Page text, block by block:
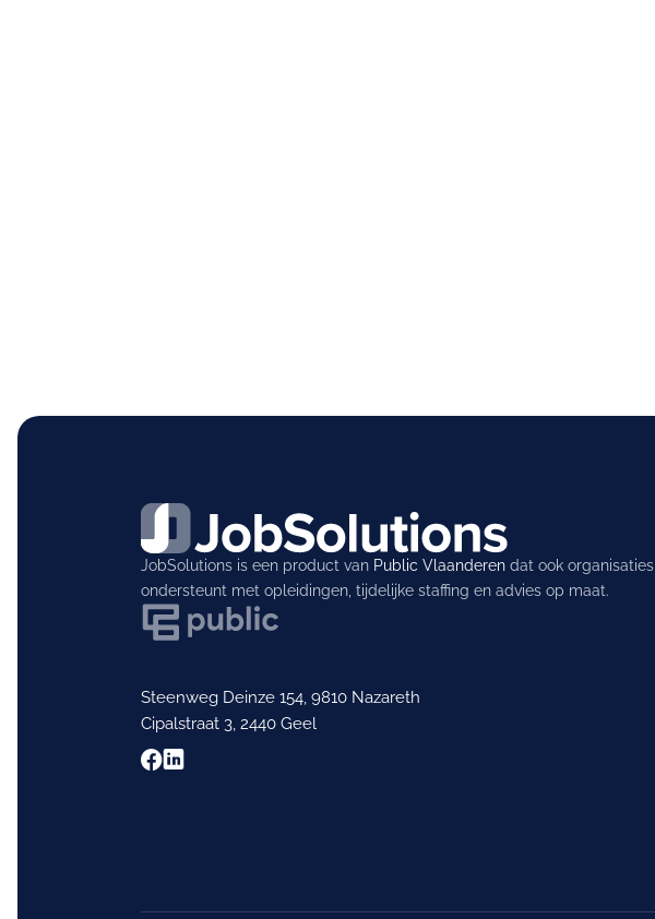
JobSolutions is een product van Public Vlaanderendat ook organisaties
ondersteunt met opleidingen, tijdelijke staffing en advies op maat.
Steenweg Deinze 154, 9810 Nazareth
Cipalstraat 3, 2440 Geel